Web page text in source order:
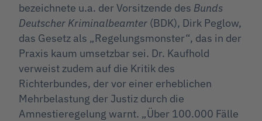
bezeichnete u.a. der Vorsitzende des Bunds
Deutscher Kriminalbeamter (BDK), Dirk Peglow,
das Gesetz als „Regelungsmonster“, das in der
Praxis kaum umsetzbar sei. Dr. Kaufhold
verweist zudem auf die Kritik des
Richterbundes, der vor einer erheblichen
Mehrbelastung der Justiz durch die
Amnestieregelung warnt. „Über 100.000 Fälle